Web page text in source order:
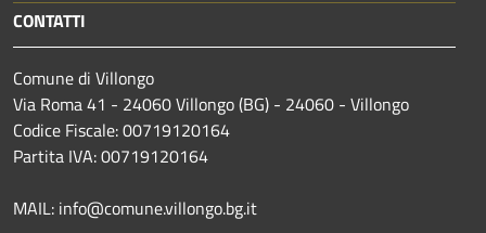
CONTATTI
Comune di Villongo
Via Roma 41 - 24060 Villongo (BG) - 24060 - Villongo
Codice Fiscale: 00719120164
Partita IVA: 00719120164
MAIL: info@comune.villongo.bg.it